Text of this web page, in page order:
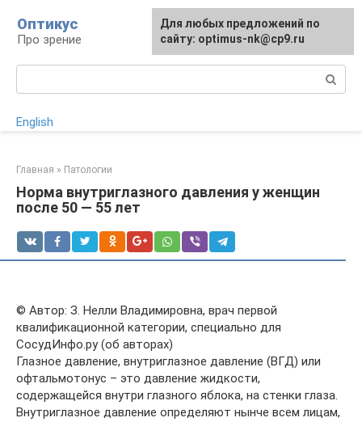
контенту
Оптикус
Про зрение
English
Главная » Патологии
Норма внутриглазного давления у женщин
после 50 — 55 лет
© Автор: З. Нелли Владимировна, врач первой
квалификационной категории, специально для
СосудИнфо.ру (об авторах)
Глазное давление, внутриглазное давление (ВГД) или
офтальмотонус – это давление жидкости,
содержащейся внутри глазного яблока, на стенки глаза.
Внутриглазное давление определяют нынче всем лицам,
Для любых предложений по
сайту: optimus-nk@cp9.ru